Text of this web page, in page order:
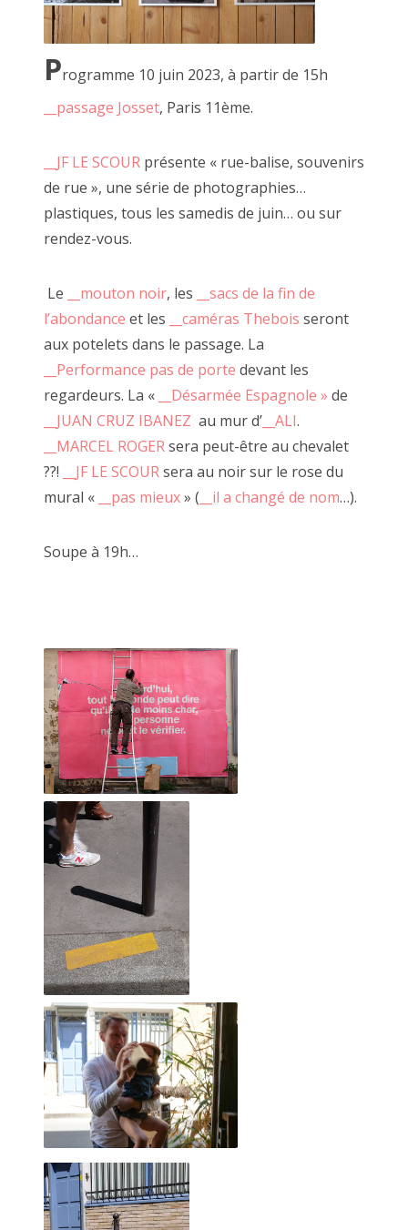
Programme 10 juin 2023, à partir de 15h
__passage Josset, Paris 11ème.
__JF LE SCOUR présente « rue-balise, souvenirs
de rue », une série de photographies…
plastiques, tous les samedis de juin… ou sur
rendez-vous.
Le __mouton noir, les
__sacs de la fin de
l’abondance et les __caméras Thebois seront
aux potelets dans le passage. La
__Performance pas de porte devant les
regardeurs. La «
__Désarmée Espagnole » de
__JUAN CRUZ IBANEZ au mur d’ __ALI.
__MARCEL ROGERsera peut-être au chevalet
??!
__JF LE SCOURsera au noir sur le rose du
mural «
__pas mieux» ( __il a changé de nom…).
Soupe à 19h…
marqué par les clous des nombreuses expositions qui m'ont
précédées).
La palissade
C'est à l'occasion d'un voyage à vélo que je suis revenu avec
SACHA et ALEX pour "Pédale Pédale" 2018